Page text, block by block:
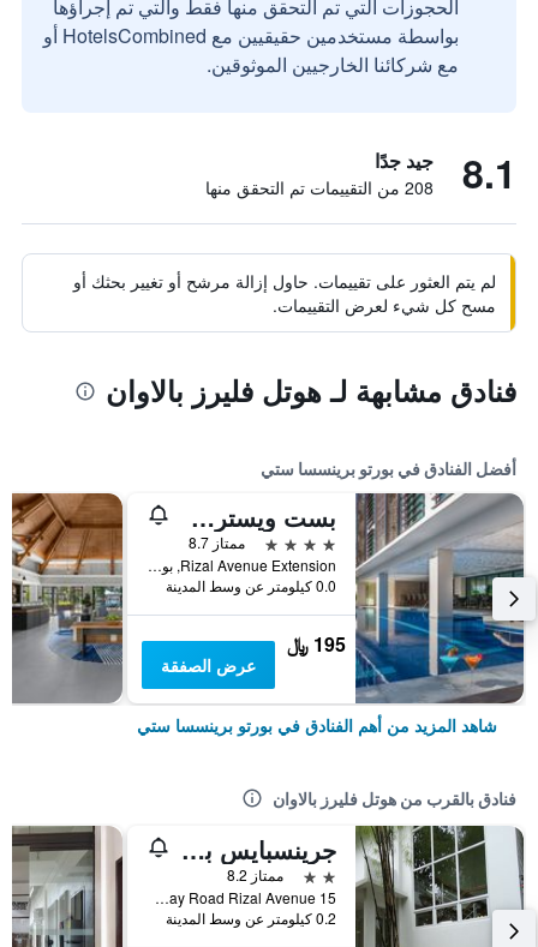
الحجوزات التي تم التحقق منها فقط والتي تم إجراؤها
بواسطة مستخدمين حقيقيين مع HotelsCombined أو
مع شركائنا الخارجيين الموثوقين.
8.1 جيد جدًا
208 من التقييمات تم التحقق منها
لم يتم العثور على تقييمات. حاول إزالة مرشح أو تغيير بحثك أو
مسح كل شيء لعرض التقييمات.
فنادق مشابهة لـ هوتل فليرز بالاوان
أفضل الفنادق في بورتو برينسسا ستي
بست ويسترن بلس ذا أيفي وول هوتل - بالاوان
4 نجوم
ممتاز 8.7
Rizal Avenue Extension, بورتو برينسسا ستي, الفلبين
0.0 كيلومتر عن وسط المدينة
195 ﷼
عرض الصفقة
شاهد المزيد من أهم الفنادق في بورتو برينسسا ستي
فنادق بالقرب من هوتل فليرز بالاوان
جرينسبايس بالاوان هوتل
2 نجمتين
ممتاز 8.2
15 Dacanay Road Rizal Avenue, بورتو برينسسا ستي, الفلبين
0.2 كيلومتر عن وسط المدينة